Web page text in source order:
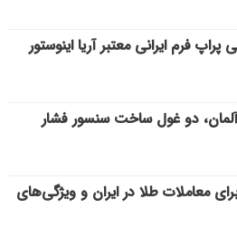
فرم ایرانی معتبر آریا اینوستور
دو غول ساخت سنسور فشار
معاملات طلا در ایران و ویژگی‌های